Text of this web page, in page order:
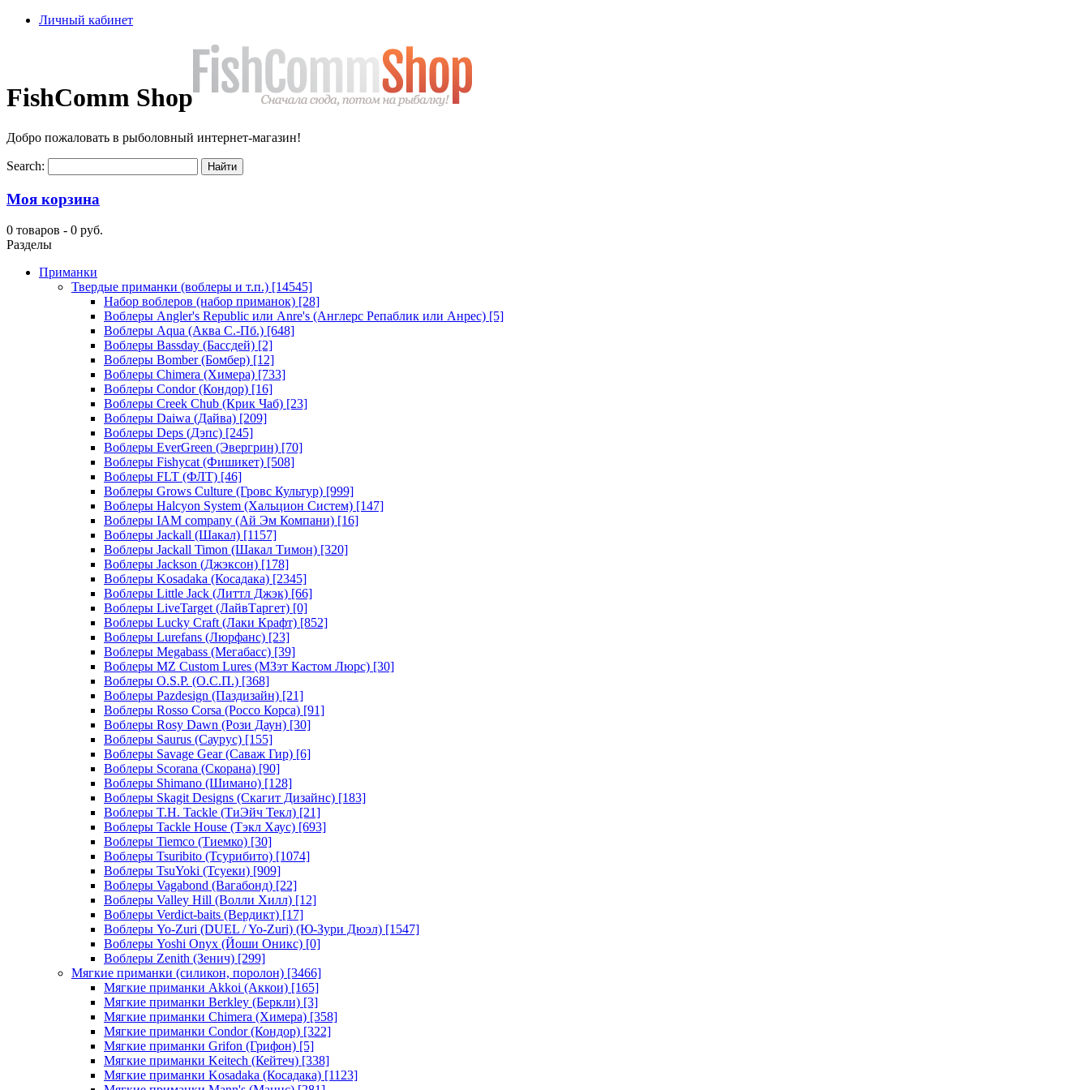
Личный кабинет
FishComm Shop
Добро пожаловать в рыболовный интернет-магазин!
Search:
Моя корзина
0 товаров - 0 руб.
Разделы
Приманки
Твердые приманки (воблеры и т.п.) [14545]
Набор воблеров (набор приманок) [28]
Воблеры Angler's Republic или Anre's (Англерс Репаблик или Анрес) [5]
Воблеры Aqua (Аква С.-Пб.) [648]
Воблеры Bassday (Бассдей) [2]
Воблеры Bomber (Бомбер) [12]
Воблеры Chimera (Химера) [733]
Воблеры Condor (Кондор) [16]
Воблеры Creek Chub (Крик Чаб) [23]
Воблеры Daiwa (Дайва) [209]
Воблеры Deps (Дэпс) [245]
Воблеры EverGreen (Эвергрин) [70]
Воблеры Fishycat (Фишикет) [508]
Воблеры FLT (ФЛТ) [46]
Воблеры Grows Culture (Гровс Культур) [999]
Воблеры Halcyon System (Хальцион Систем) [147]
Воблеры IAM company (Ай Эм Компани) [16]
Воблеры Jackall (Шакал) [1157]
Воблеры Jackall Timon (Шакал Тимон) [320]
Воблеры Jackson (Джэксон) [178]
Воблеры Kosadaka (Косадака) [2345]
Воблеры Little Jack (Литтл Джэк) [66]
Воблеры LiveTarget (ЛайвТаргет) [0]
Воблеры Lucky Craft (Лаки Крафт) [852]
Воблеры Lurefans (Люрфанс) [23]
Воблеры Megabass (Мегабасс) [39]
Воблеры MZ Custom Lures (МЗэт Кастом Люрс) [30]
Воблеры O.S.P. (О.С.П.) [368]
Воблеры Pazdesign (Паздизайн) [21]
Воблеры Rosso Corsa (Россо Корса) [91]
Воблеры Rosy Dawn (Рози Даун) [30]
Воблеры Saurus (Саурус) [155]
Воблеры Savage Gear (Саваж Гир) [6]
Воблеры Scorana (Скорана) [90]
Воблеры Shimano (Шимано) [128]
Воблеры Skagit Designs (Скагит Дизайнс) [183]
Воблеры T.H. Tackle (ТиЭйч Текл) [21]
Воблеры Tackle House (Тэкл Хаус) [693]
Воблеры Tiemco (Тиемко) [30]
Воблеры Tsuribito (Тсурибито) [1074]
Воблеры TsuYoki (Тсуеки) [909]
Воблеры Vagabond (Вагабонд) [22]
Воблеры Valley Hill (Волли Хилл) [12]
Воблеры Verdict-baits (Вердикт) [17]
Воблеры Yo-Zuri (DUEL / Yo-Zuri) (Ю-Зури Дюэл) [1547]
Воблеры Yoshi Onyx (Йоши Оникс) [0]
Воблеры Zenith (Зенич) [299]
Мягкие приманки (силикон, поролон) [3466]
Мягкие приманки Akkoi (Аккои) [165]
Мягкие приманки Berkley (Беркли) [3]
Мягкие приманки Chimera (Химера) [358]
Мягкие приманки Condor (Кондор) [322]
Мягкие приманки Grifon (Грифон) [5]
Мягкие приманки Keitech (Кейтеч) [338]
Мягкие приманки Kosadaka (Косадака) [1123]